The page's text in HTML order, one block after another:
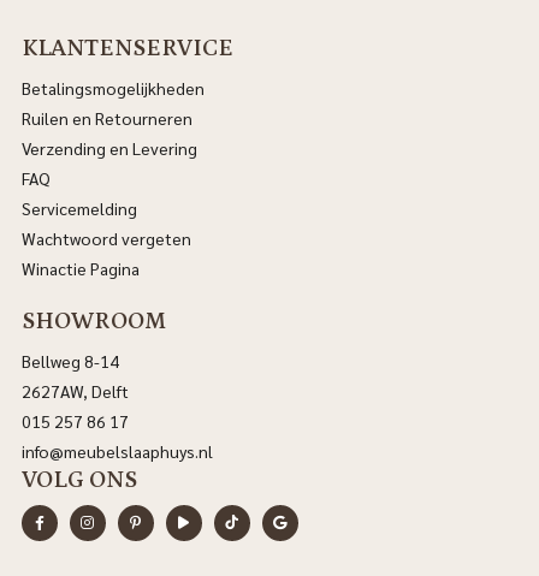
KLANTENSERVICE
Betalingsmogelijkheden
Ruilen en Retourneren
Verzending en Levering
FAQ
Servicemelding
Wachtwoord vergeten
Winactie Pagina
SHOWROOM
Bellweg 8-14
2627AW, Delft
015 257 86 17
info@meubelslaaphuys.nl
VOLG ONS